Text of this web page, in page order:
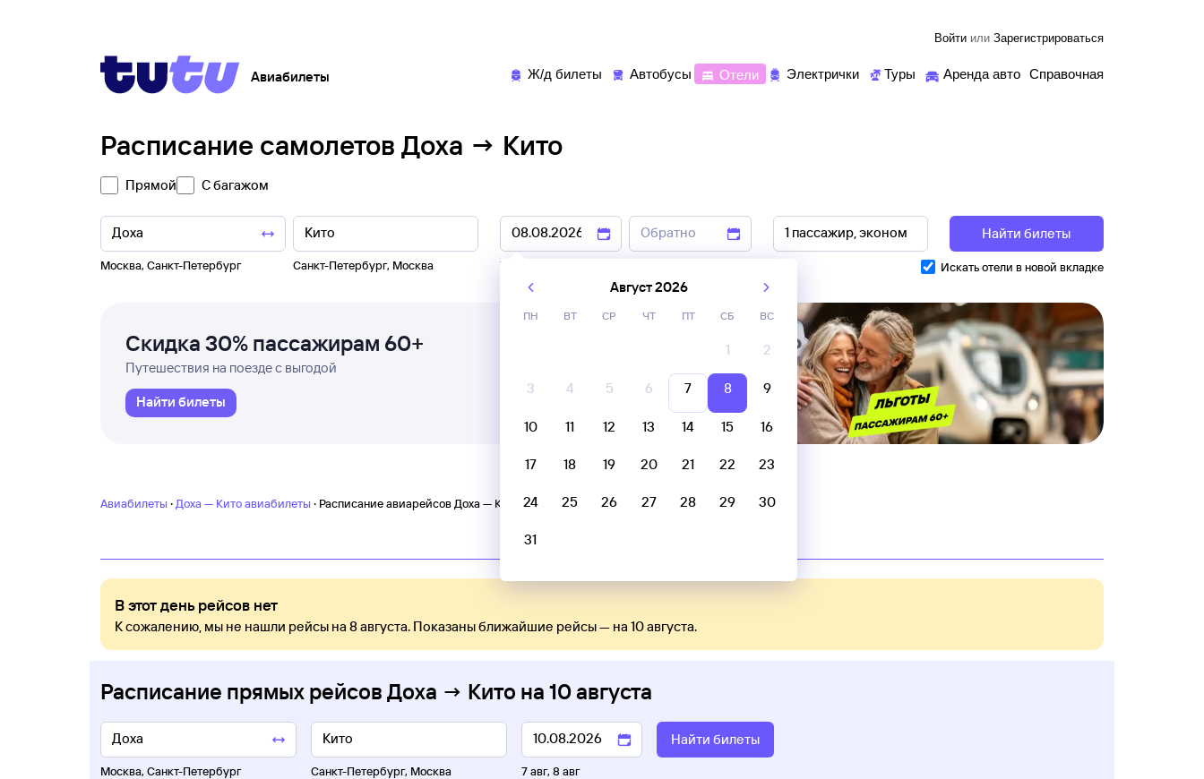
Войти или Зарегистрироваться
Авиабилеты Ж/д билеты Автобусы Отели Электрички Туры Аренда авто Справочная
Расписание самолетов Доха → Кито
Прямой С багажом
Москва, Санкт-Петербург Санкт-Петербург, Москва 7 авг
Найти билеты
Искать отели в новой вкладке
Скидка 30% пассажирам 60+
Путешествия на поезде с выгодой
Найти билеты
Авиабилеты · Доха — Кито авиабилеты · Расписание авиарейсов Доха — Кито
В этот день рейсов нет
К сожалению, мы не нашли рейсы на 8 августа. Показаны ближайшие рейсы — на 10 августа.
Расписание прямых рейсов Доха → Кито на 10 августа
Москва, Санкт-Петербург Санкт-Петербург, Москва 7 авг, 8 авг
Найти билеты
Август 2026
ПН ВТ СР ЧТ ПТ СБ ВС
1 2
3 4 5 6 7 8 9
10 11 12 13 14 15 16
17 18 19 20 21 22 23
24 25 26 27 28 29 30
31